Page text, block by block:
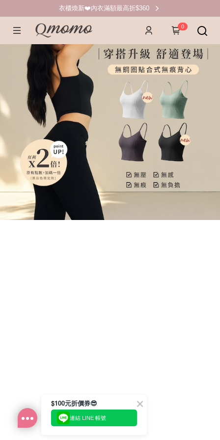
衣櫃煥新❤️內衣滿額最高折$360
0
$100元折價券😎
連結 LINE 帳號